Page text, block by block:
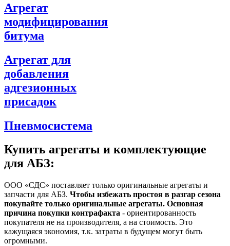
Агрегат
модифицирования
битума
Агрегат для
добавления
адгезионных
присадок
Пневмосистема
Купить агрегаты и комплектующие
для АБЗ:
ООО «СДС» поставляет только оригинальные агрегаты и
запчасти для АБЗ. Чтобы избежать простоя в разгар сезона
покупайте только оригинальные агрегаты. Основная
причина покупки контрафакта - ориентированность
покупателя не на производителя, а на стоимость. Это
кажущаяся экономия, т.к. затраты в будущем могут быть
огромными.